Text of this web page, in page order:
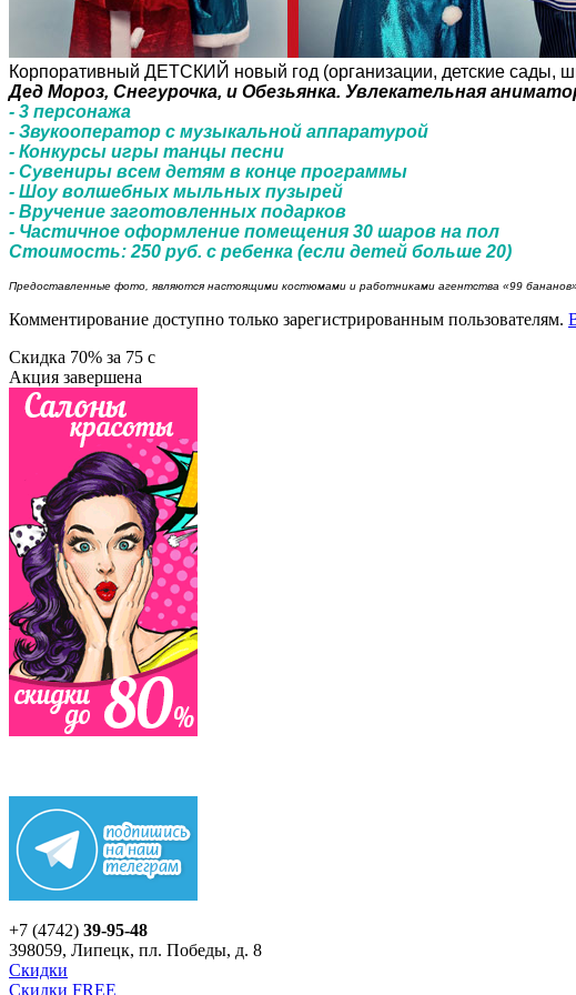
Корпоративный ДЕТСКИЙ новый год (организации, детские сады,
Дед Мороз, Снегурочка, и Обезьянка. Увлекательная
- 3 персонажа
- Звукооператор с музыкальной аппаратурой
- Конкурсы игры танцы песни
- Сувениры всем детям в конце программы
- Шоу волшебных мыльных пузырей
- Вручение заготовленных подарков
- Частичное оформление помещения 30 шаров на пол
Стоимость: 250 руб. с ребенка (если детей больше 20)
Предоставленные фото, являются настоящими костюмами и работниками агентства «99
Комментирование доступно только зарегистрированным пользователям.
Скидка 70% за 75 c
Акция завершена
+7 (4742) 39-95-48
398059, Липецк, пл. Победы, д. 8
Скидки
Скидки FREE